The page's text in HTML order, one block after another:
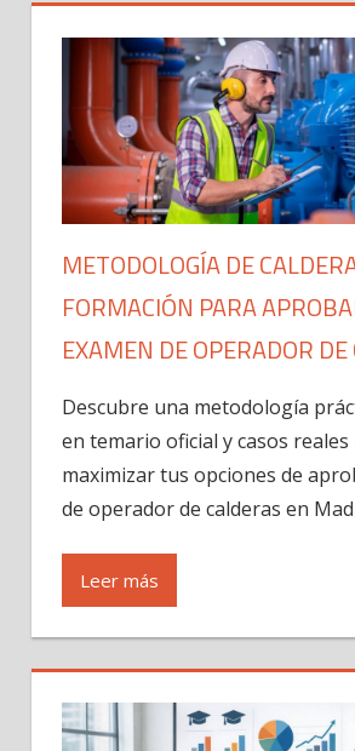
METODOLOGÍA DE
FORMACIÓN PARA
EXAMEN DE OPERADOR
Descubre una metodología
en temario oficial y casos reales
maximizar tus opciones de
de operador de calderas en
Leer más